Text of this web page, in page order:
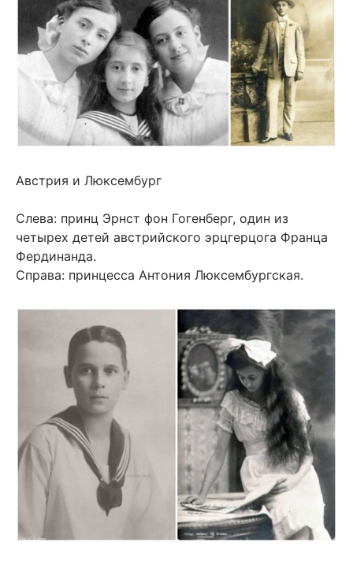
Австрия и Люксембург
Слева: принц Эрнст фон Гогенберг, один из
четырех детей австрийского эрцгерцога Франца
Фердинанда.
Справа: принцесса Антония Люксембургская.